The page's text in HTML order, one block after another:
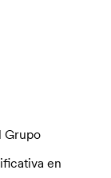
Grupo
en